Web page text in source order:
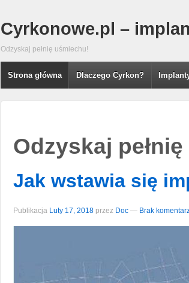
Cyrkonowe.pl –
Odzyskaj pełnię uśmiechu!
Strona główna Dlaczego Cyrkon?
Odzyskaj
Jak wstawia się
Publikacja Luty 17, 2018 przez Doc — Brak